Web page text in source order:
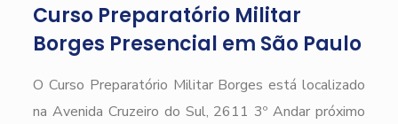
Curso Preparatório Militar
Borges Presencial em São Paulo
O Curso Preparatório Militar Borges está localizado
na Avenida Cruzeiro do Sul, 2611 3º Andar próximo